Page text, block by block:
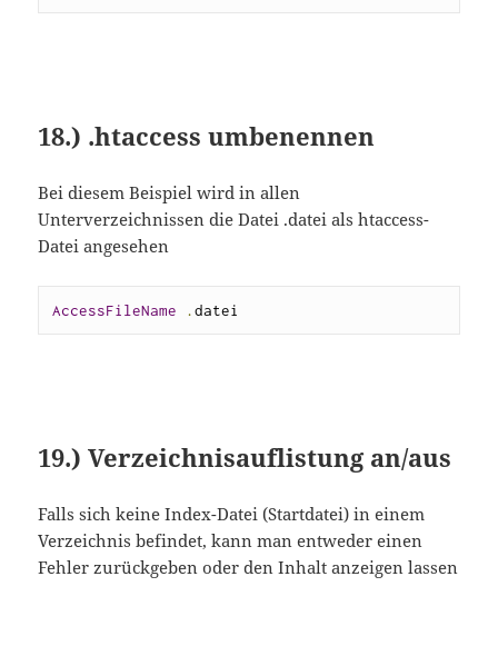
18.) .htaccess umbenennen
Bei diesem Beispiel wird in allen
Unterverzeichnissen die Datei .datei als htaccess-
Datei angesehen
AccessFileName .datei
19.) Verzeichnisauflistung an/aus
Falls sich keine Index-Datei (Startdatei) in einem
Verzeichnis befindet, kann man entweder einen
Fehler zurückgeben oder den Inhalt anzeigen lassen